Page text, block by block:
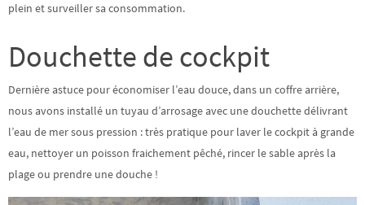
plein et surveiller sa consommation.
Douchette de cockpit
Dernière astuce pour économiser l’eau douce, dans un coffre arrière,
nous avons installé un tuyau d’arrosage avec une douchette délivrant
l’eau de mer sous pression : très pratique pour laver le cockpit à grande
eau, nettoyer un poisson fraichement pêché, rincer le sable après la
plage ou prendre une douche !